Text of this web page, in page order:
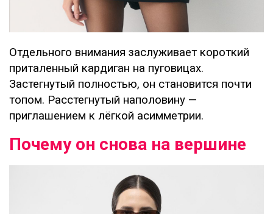
Отдельного внимания заслуживает короткий
приталенный кардиган на пуговицах.
Застегнутый полностью, он становится почти
топом. Расстегнутый наполовину —
приглашением к лёгкой асимметрии.
Почему он снова на вершине